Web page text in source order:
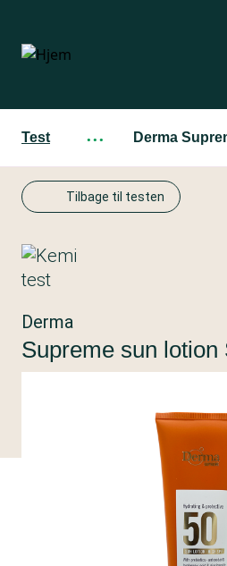
hovedindhold
Test ··· Derma
Tilbage til testen
Derma
Supreme sun lotion